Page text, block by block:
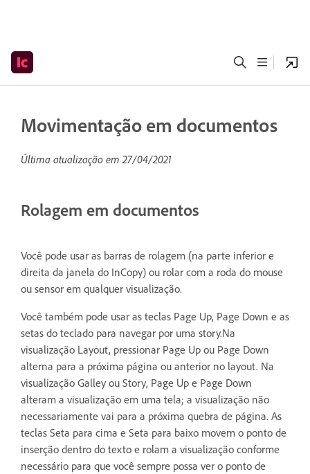
Movimentação em documentos
Última atualização em27/04/2021
Rolagem em documentos
Você pode usar as barras de rolagem (na parte inferior e
direita da janela do InCopy) ou rolar com a roda do mouse
ou sensor em qualquer visualização.
Você também pode usar as teclas Page Up, Page Down e as
setas do teclado para navegar por uma story.Na
visualização Layout, pressionar Page Up ou Page Down
alterna para a próxima página ou anterior no layout. Na
visualização Galley ou Story, Page Up e Page Down
alteram a visualização em uma tela; a visualização não
necessariamente vai para a próxima quebra de página. As
teclas Seta para cima e Seta para baixo movem o ponto de
inserção dentro do texto e rolam a visualização conforme
necessário para que você sempre possa ver o ponto de